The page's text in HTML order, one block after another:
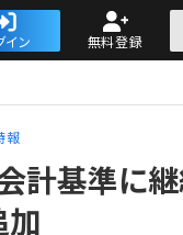
イン 無料登録
報
計基準に
加